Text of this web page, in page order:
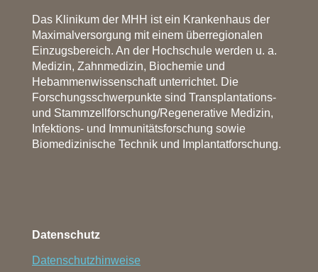
Das Klinikum der MHH ist ein Krankenhaus der
Maximalversorgung mit einem überregionalen
Einzugsbereich. An der Hochschule werden u. a.
Medizin, Zahnmedizin, Biochemie und
Hebammenwissenschaft unterrichtet. Die
Forschungsschwerpunkte sind Transplantations-
und Stammzellforschung/Regenerative Medizin,
Infektions- und Immunitätsforschung sowie
Biomedizinische Technik und Implantatforschung.
Datenschutz
Datenschutzhinweise